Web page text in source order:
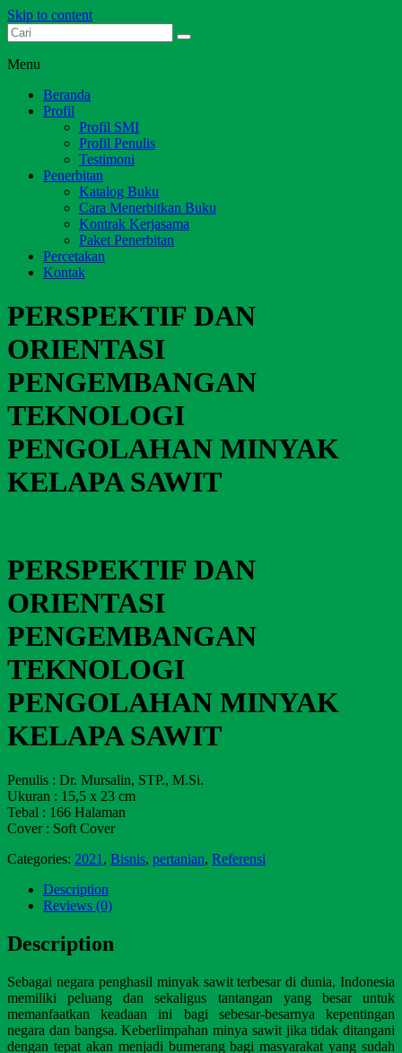
Skip to content
Dari Jambi untuk Indonesia
Menu
Beranda
Profil
Profil SMI
Profil Penulis
Testimoni
Penerbitan
Katalog Buku
Cara Menerbitkan Buku
Kontrak Kerjasama
Paket Penerbitan
Percetakan
Kontak
PERSPEKTIF DAN
ORIENTASI
PENGEMBANGAN
TEKNOLOGI
PENGOLAHAN MINYAK
KELAPA SAWIT
PERSPEKTIF DAN
ORIENTASI
PENGEMBANGAN
TEKNOLOGI
PENGOLAHAN MINYAK
KELAPA SAWIT
Penulis : Dr. Mursalin, STP., M.Si.
Ukuran : 15,5 x 23 cm
Tebal : 166 Halaman
Cover : Soft Cover
Categories: 2021 , Bisnis, pertanian, Referensi
Description
Reviews (0)
Description
Sebagai negara penghasil minyak sawit terbesar di dunia, Indonesia
memiliki peluang dan sekaligus tantangan yang besar untuk
memanfaatkan keadaan ini bagi sebesar-besarnya kepentingan
negara dan bangsa. Keberlimpahan minya sawit jika tidak ditangani
dengan tepat akan menjadi bumerang bagi masyarakat yang sudah